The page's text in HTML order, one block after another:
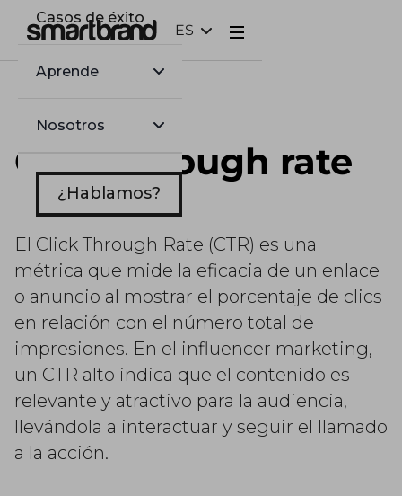
Casos de éxito
Aprende
Nosotros
¿Hablamos?
ES
Click through rate
El Click Through Rate (CTR) es una
métrica que mide la eficacia de un enlace
o anuncio al mostrar el porcentaje de clics
en relación con el número total de
impresiones. En el influencer marketing,
un CTR alto indica que el contenido es
relevante y atractivo para la audiencia,
llevándola a interactuar y seguir el llamado
a la acción.